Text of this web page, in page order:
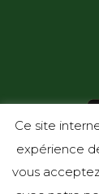
Ce site
expérience
vous